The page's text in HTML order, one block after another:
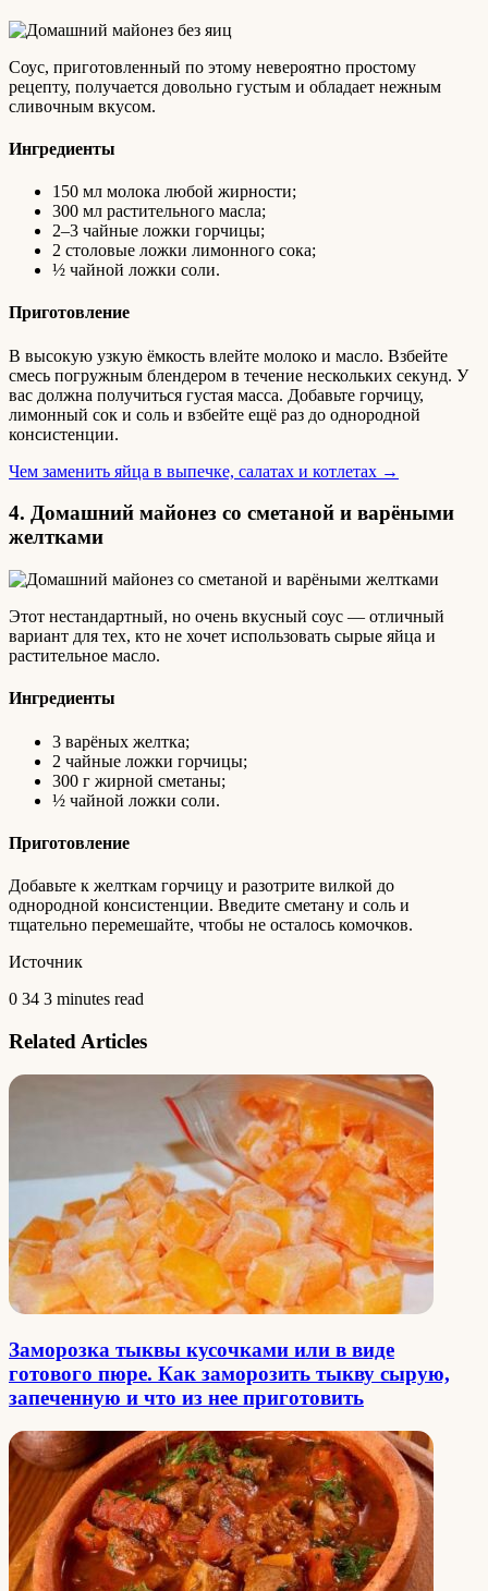
Соус, приготовленный по этому невероятно простому
рецепту, получается довольно густым и обладает нежным
сливочным вкусом.
Ингредиенты
150 мл молока любой жирности;
300 мл растительного масла;
2–3 чайные ложки горчицы;
2 столовые ложки лимонного сока;
½ чайной ложки соли.
Приготовление
В высокую узкую ёмкость влейте молоко и масло. Взбейте
смесь погружным блендером в течение нескольких секунд. У
вас должна получиться густая масса. Добавьте горчицу,
лимонный сок и соль и взбейте ещё раз до однородной
консистенции.
Чем заменить яйца в выпечке, салатах и котлетах →
4. Домашний майонез со сметаной и варёными
желтками
Этот нестандартный, но очень вкусный соус — отличный
вариант для тех, кто не хочет использовать сырые яйца и
растительное масло.
Ингредиенты
3 варёных желтка;
2 чайные ложки горчицы;
300 г жирной сметаны;
½ чайной ложки соли.
Приготовление
Добавьте к желткам горчицу и разотрите вилкой до
однородной консистенции. Введите сметану и соль и
тщательно перемешайте, чтобы не осталось комочков.
Источник
0 34 3 minutes read
Related Articles
Заморозка тыквы кусочками или в виде
готового пюре. Как заморозить тыкву сырую,
запеченную и что из нее приготовить